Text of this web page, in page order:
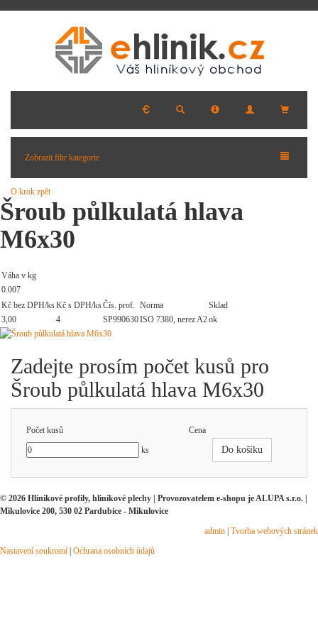
Zobrazit filtr kategorie
O krok zpět
Šroub půlkulatá hlava
M6x30
Váha v kg
0.007
Kč bez DPH/ksKč s DPH/ksČís. prof. Norma
Sklad
3,00
4 SP990630ISO 7380, nerez A2ok
Zadejte prosím počet kusů pro
Šroub půlkulatá hlava M6x30
Počet kusů
Cena
ks
Do košíku
© 2026 Hliníkové profily, hliníkové plechy | Provozovatelem e-shopu je ALUPA s.r.o. |
Mikulovice 200, 530 02 Pardubice - Mikulovice
admin Tvorba webových stránek
Nastavení soukromí Ochrana osobních údajů